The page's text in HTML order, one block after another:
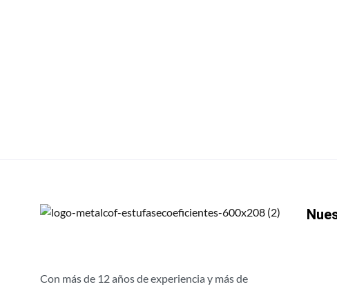
Con más de 12 años de experiencia y más de